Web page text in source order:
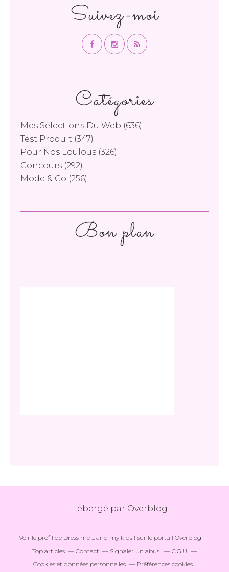
Catégories
Mes Sélections Du Web (636)
Test Produit (347)
Pour Nos Loulous (326)
Concours (292)
Mode & Co (256)
Suivez-moi
Bon plan
- Hébergé par Overblog
Voir le profil de Dress me ... and my kids ! sur le portail Overblog
Top articles
Contact Signaler un abus
C.G.U.
Cookies et données personnelles
Préférences cookies